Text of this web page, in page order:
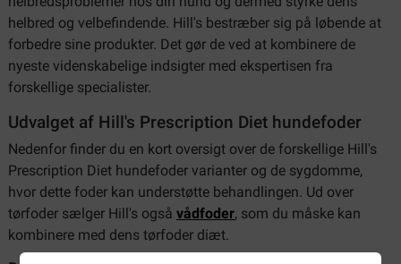
helbred og velbefindende. Hill's bestræber sig på løbende at
forbedre sine produkter. Det gør de ved at kombinere de
nyeste videnskabelige indsigter med ekspertisen fra
forskellige specialister.
Udvalget af Hill's Prescription Diet hundefoder
Nedenfor finder du en kort oversigt over de forskellige Hill's
Prescription Diet hundefoder varianter og de sygdomme,
hvor dette foder kan understøtte behandlingen. Ud over
tørfoder sælger Hill's også vådfoder, som du måske kan
kombinere med dens tørfoder diæt.